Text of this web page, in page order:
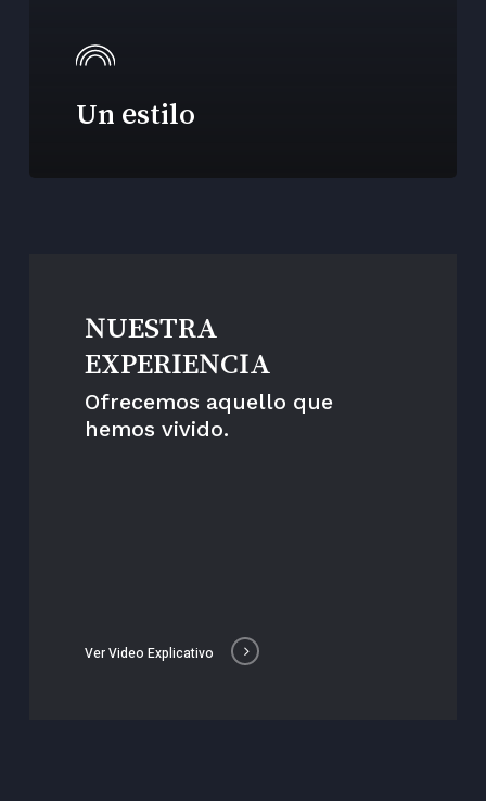
Un estilo
NUESTRA
EXPERIENCIA
Ofrecemos aquello que
hemos vivido.
Ver Video Explicativo